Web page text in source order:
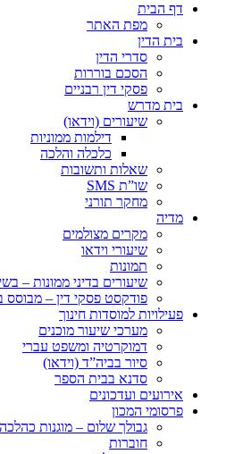
דף הבית
מפת האתר
בית הדין
סדרי הדין
הסכם בוררות
פסקי דין רבניים
בית מדרש
שיעורים (וידאו)
דילמות ממוניות
כלכלה והלכה
שאלות ותשובות
שו”ת SMS
מחקר תורני
מדיה
מקרים מצולמים
שיעורי וידאו
תמונות
שיעורים בדיני ממונות –
פודקסט פסקי דין – מבוסס
פעילויות למוסדות חינוך
מערכי שיעור מוכנים
דמוקרטיה ומשפט עברי
סיור בביה”ד (וידאו)
סדנא בבית הספר
אירועים ועדכונים
פרסומי המכון
גבולך שלום – מוגנות כהלכה
חוברות